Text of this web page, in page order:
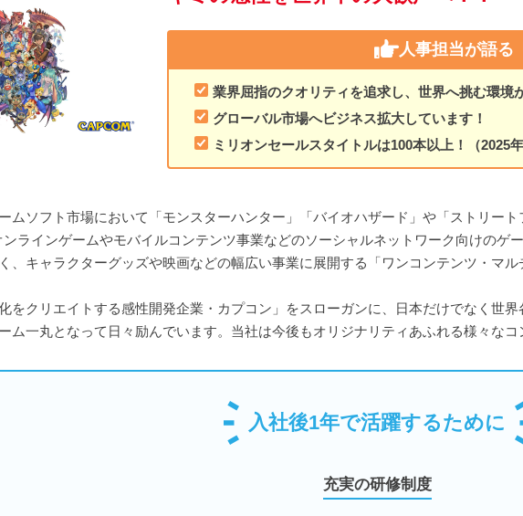
人事担当が語る
業界屈指のクオリティを追求し、世界へ挑む環境
グローバル市場へビジネス拡大しています！
ミリオンセールスタイトルは100本以上！（2025年
ムソフト市場において「モンスターハンター」「バイオハザード」や「ストリー
ラインゲームやモバイルコンテンツ事業などのソーシャルネットワーク向けのゲ
、キャラクターグッズや映画などの幅広い事業に展開する「ワンコンテンツ・マ
をクリエイトする感性開発企業・カプコン」をスローガンに、日本だけでなく世
ム一丸となって日々励んでいます。当社は今後もオリジナリティあふれる様々なコ
入社後1年で活躍するために
充実の研修制度